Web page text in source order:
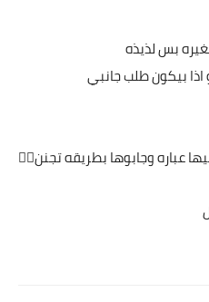
بس لذيذه
اذا بيكون طلب جانبي
عباره وجابوها بطريقه تجنن👍🏻